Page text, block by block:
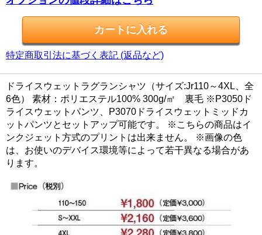
特定商取引法に基づく表記 (返品など)
ドライスウェットラグランシャツ（サイズ:Jr110～4XL、全
6色） 素材：ポリエステル100% 300g/㎡ 裏毛 ※P3050ド
ライスウェットパンツ、P3070ドライスウェットミッドカ
ットパンツとセットアップ可能です。 ※こちらの商品はイ
ンクジェット方式のプリントは出来ません。 ※画像の色
は、お使いのデバイス環境等によって若干異なる場合があ
ります。